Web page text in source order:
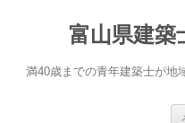
へ
ス
富山県建築
満40歳までの青年建築士が地